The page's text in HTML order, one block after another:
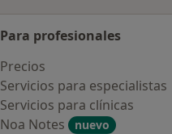
Para profesionales
Precios
Servicios para especialistas
Servicios para clínicas
Noa Notes
nuevo